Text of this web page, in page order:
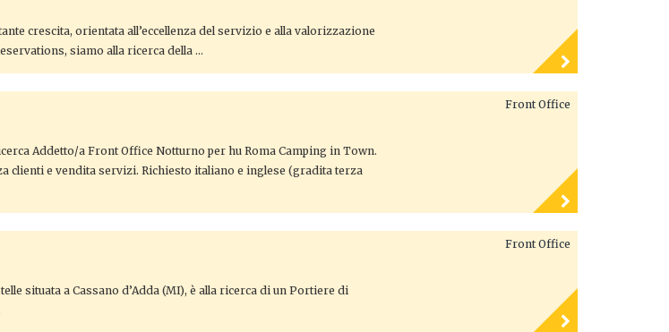
crescita, orientata all’eccellenza del servizio e alla valorizzazione
siamo alla ricerca della …
Front Office
Addetto/a Front Office Notturno per hu Roma Camping in Town.
clienti e vendita servizi. Richiesto italiano e inglese (gradita terza
Front Office
situata a Cassano d’Adda (MI), è alla ricerca di un Portiere di